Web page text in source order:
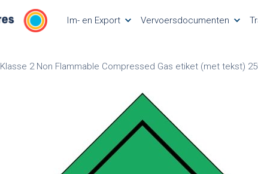
Im- en Export
Vervoersdocumenten
Klasse 2 Non Flammable Compressed Gas etiket (met tekst)